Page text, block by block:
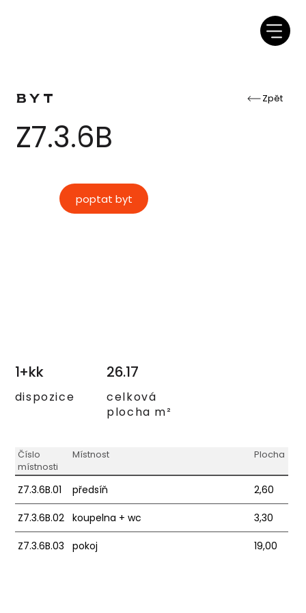
Zpět
BYT
Z7.3.6B
poptat byt
1+kk
dispozice
26.17
celková
plocha m²
Číslo
místnosti
Místnost Plocha
Z7.3.6B.01 předsíň 2,60
Z7.3.6B.02 koupelna + wc 3,30
Z7.3.6B.03 pokoj 19,00